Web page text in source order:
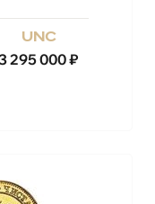
unc
295 000₽